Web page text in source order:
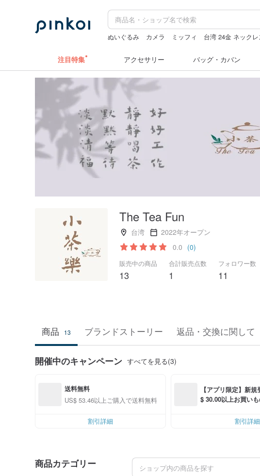
ぬいぐるみ カメラ ミッフィ 台湾 24金 ネックレ
注目特集 アクセサリー バッグ・カバン
The Tea Fun
台湾
2022年オープン
0.0 (0)
販売中の商品
13
合計販売点数
1
フォロワー数
11
商品 13 ブランドストーリー 返品・交換に関して
開催中のキャンペーン すべてを見る(3)
送料無料
US$ 53.46以上ご購入で送料無料
割引詳細
【アプリ限定】新
$ 30.00以上お買いも
割引詳細
商品カテゴリー